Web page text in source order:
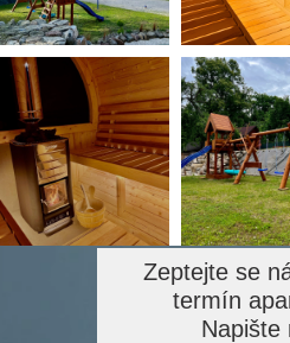
Zeptejte se
termín
Napište